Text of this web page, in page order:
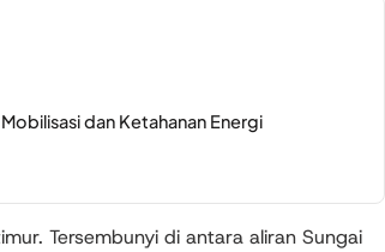
dan Ketahanan Energi
Tersembunyi di antara aliran Sungai